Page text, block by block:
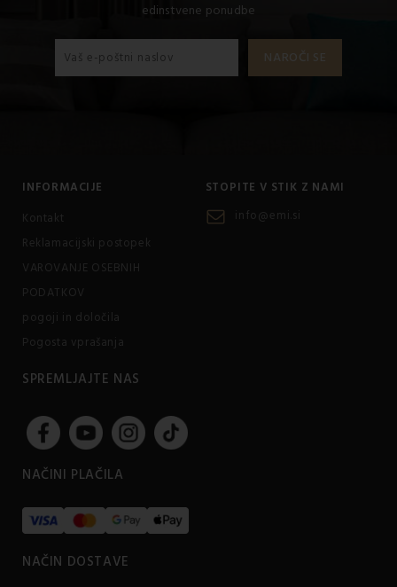
edinstvene ponudbe
INFORMACIJE
Kontakt
Reklamacijski postopek
VAROVANJE OSEBNIH
PODATKOV
pogoji in določila
Pogosta vprašanja
STOPITE V STIK Z NAMI
info@emi.si
SPREMLJAJTE NAS
NAČINI PLAČILA
NAČIN DOSTAVE